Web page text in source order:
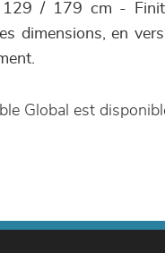
129 / 179 cm -
dimensions, en
Global est